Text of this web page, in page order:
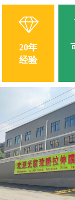
20年
经验